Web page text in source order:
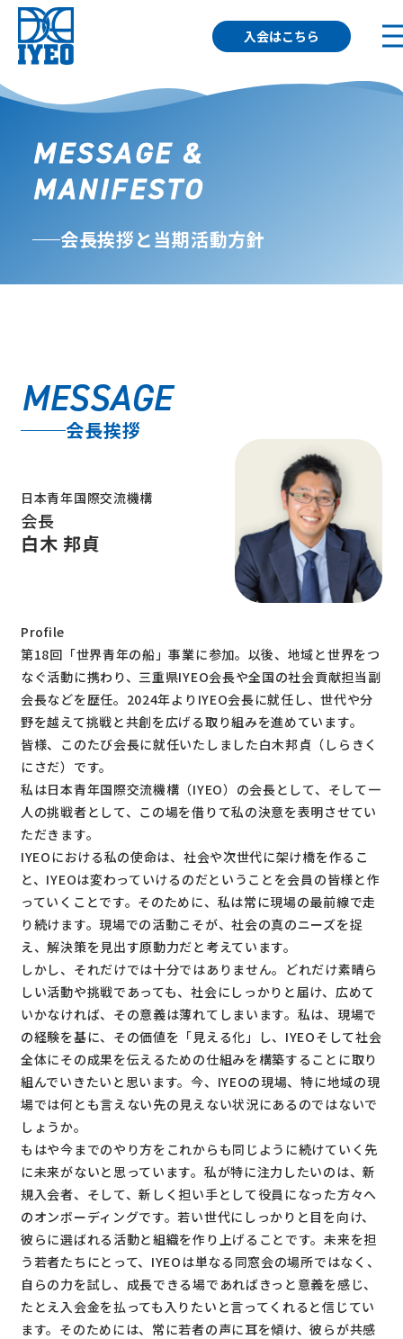
入会はこちら
MESSAGE &
MANIFESTO
会長挨拶と当期活動方針
MESSAGE
会長挨拶
日本青年国際交流機構
会長
白木 邦貞
Profile
第18回「世界青年の船」事業に参加。以後、地域と世界をつ
なぐ活動に携わり、三重県IYEO会長や全国の社会貢献担当副
会長などを歴任。2024年よりIYEO会長に就任し、世代や分
野を越えて挑戦と共創を広げる取り組みを進めています。
皆様、このたび会長に就任いたしました白木邦貞（しらきく
にさだ）です。
私は日本青年国際交流機構（IYEO）の会長として、そして一
人の挑戦者として、この場を借りて私の決意を表明させてい
ただきます。
IYEOにおける私の使命は、社会や次世代に架け橋を作るこ
と、IYEOは変わっていけるのだということを会員の皆様と作
っていくことです。そのために、私は常に現場の最前線で走
り続けます。現場での活動こそが、社会の真のニーズを捉
え、解決策を見出す原動力だと考えています。
しかし、それだけでは十分ではありません。どれだけ素晴ら
しい活動や挑戦であっても、社会にしっかりと届け、広めて
いかなければ、その意義は薄れてしまいます。私は、現場で
の経験を基に、その価値を「見える化」し、IYEOそして社会
全体にその成果を伝えるための仕組みを構築することに取り
組んでいきたいと思います。今、IYEOの現場、特に地域の現
場では何とも言えない先の見えない状況にあるのではないで
しょうか。
もはや今までのやり方をこれからも同じように続けていく先
に未来がないと思っています。私が特に注力したいのは、新
規入会者、そして、新しく担い手として役員になった方々へ
のオンボーディングです。若い世代にしっかりと目を向け、
彼らに選ばれる活動と組織を作り上げることです。未来を担
う若者たちにとって、IYEOは単なる同窓会の場所ではなく、
自らの力を試し、成長できる場であればきっと意義を感じ、
たとえ入会金を払っても入りたいと言ってくれると信じてい
ます。そのためには、常に若者の声に耳を傾け、彼らが共感